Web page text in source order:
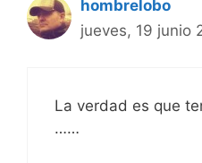
hombrelobo
jueves, 19 junio
La verdad es que
……